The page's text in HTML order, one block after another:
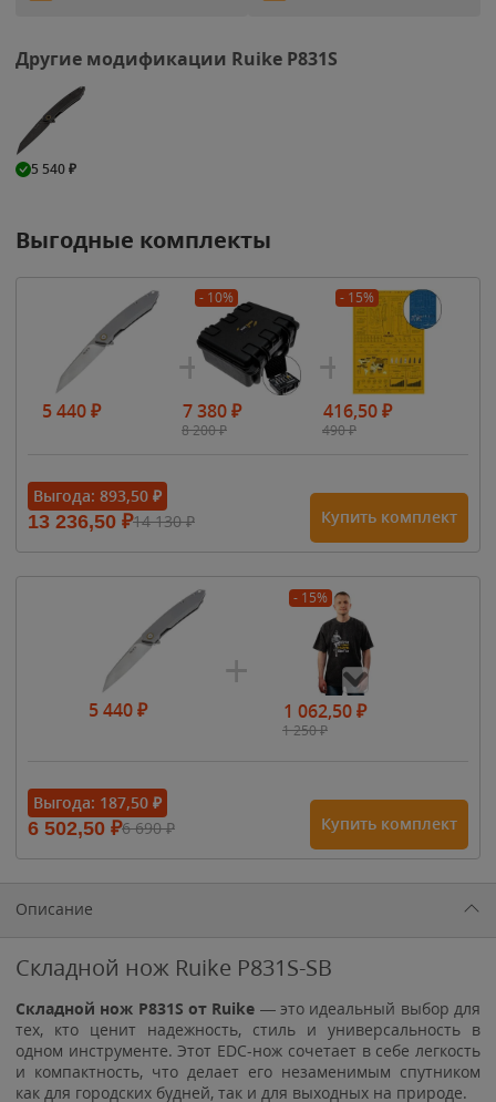
Другие модификации Ruike P831S
5 540₽
Выгодные комплекты
5 440₽
- 10%
7 380₽
8 200₽
- 15%
416,50₽
490₽
Выгода: 893,50 ₽
13 236,50 ₽14 130₽ Купить комплект
5 440₽
- 15%
1 062,50₽
1 250₽
1 615₽
1 900₽1 900₽
Выгода: 187,50 ₽
6 502,50 ₽6 690₽ Купить комплект
Описание
Складной нож Ruike P831S-SB
Складной нож P831S от Ruike — это идеальный выбор для
тех, кто ценит надежность, стиль и универсальность в
одном инструменте. Этот EDC-нож сочетает в себе легкость
и компактность, что делает его незаменимым спутником
как для городских будней, так и для выходных на природе.